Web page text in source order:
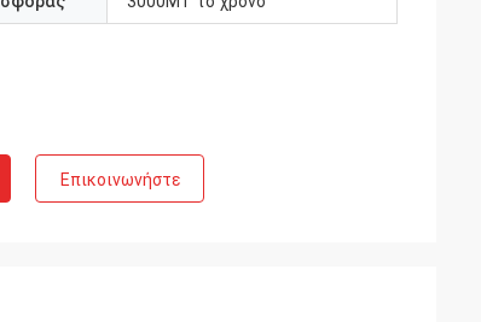
Επικοινωνήστε